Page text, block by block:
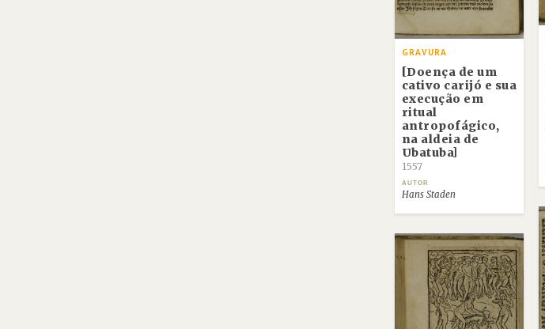
GRAVURA
[Doença de um
cativo carijó e sua
execução em
ritual
antropofágico,
na aldeia de
Ubatuba]
1557
AUTOR
Hans Staden